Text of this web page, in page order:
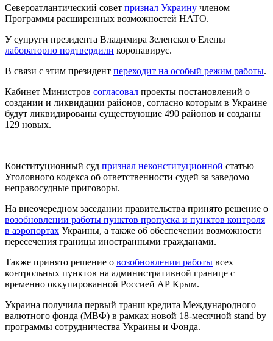
Североатлантический совет признал Украину членом
Программы расширенных возможностей НАТО.
У супруги президента Владимира Зеленского Елены
лабораторно подтвердили коронавирус.
В связи с этим президент переходит на особый режим работы.
Кабинет Министров согласовал проекты постановлений о
создании и ликвидации районов, согласно которым в Украине
будут ликвидированы существующие 490 районов и созданы
129 новых.
Конституционный суд признал неконституционной статью
Уголовного кодекса об ответственности судей за заведомо
неправосудные приговоры.
На внеочередном заседании правительства принято решение о
возобновлении работы пунктов пропуска и пунктов контроля
в аэропортах Украины, а также об обеспечении возможности
пересечения границы иностранными гражданами.
Также принято решение о возобновлении работы всех
контрольных пунктов на административной границе с
временно оккупированной Россией АР Крым.
Украина получила первый транш кредита Международного
валютного фонда (МВФ) в рамках новой 18-месячной stand by
программы сотрудничества Украины и Фонда.